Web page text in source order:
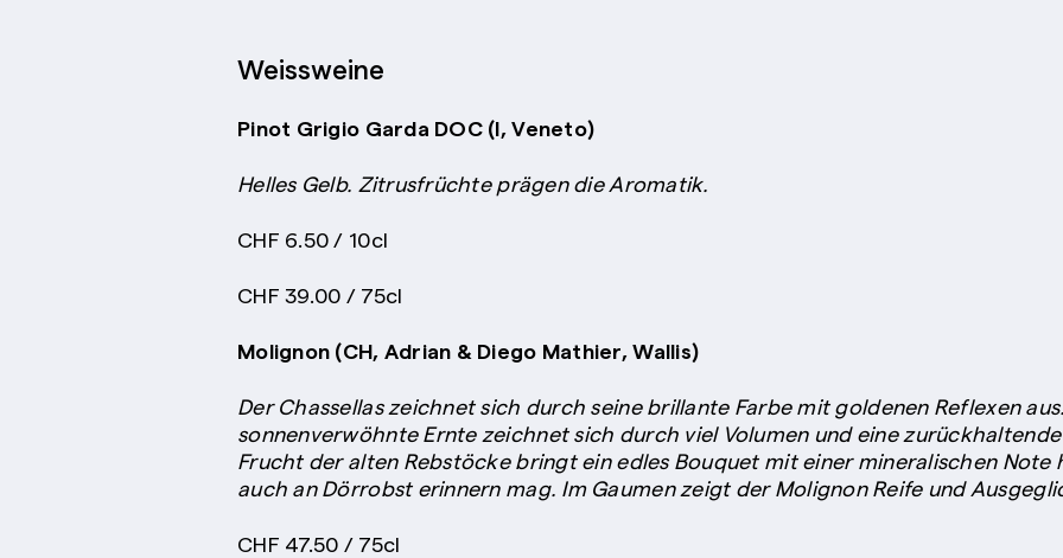
Weissweine
Pinot Grigio Garda DOC (I, Veneto)
Helles Gelb. Zitrusfrüchte prägen die Aromatik.
CHF 6.50 / 10cl
CHF 39.00 / 75cl
Molignon (CH, Adrian & Diego Mathier, Wallis)
Der Chassellas zeichnet sich durch seine brillante Farbe mit goldenen Reflexen
sonnenverwöhnte Ernte zeichnet sich durch viel Volumen und eine zurückhaltende
Frucht der alten Rebstöcke bringt ein edles Bouquet mit einer mineralischen Note
auch an Dörrobst erinnern mag. Im Gaumen zeigt der Molignon Reife und
CHF 47.50 / 75cl